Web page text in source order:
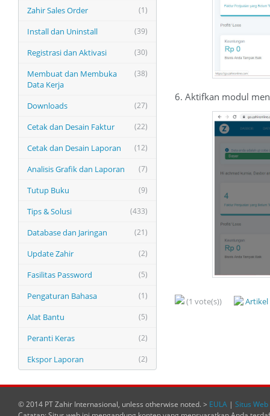
(1)
Zahir Sales Order
(39)
Install dan Uninstall
(30)
Registrasi dan Aktivasi
(38)
Membuat dan Membuka
Data Kerja
(27)
Downloads
(22)
Cetak dan Desain Faktur
(12)
Cetak dan Desain Laporan
(7)
Analisis Grafik dan Laporan
(9)
Tutup Buku
(433)
Tips & Solusi
(21)
Database dan Jaringan
(2)
Update Zahir
(5)
Fasilitas Password
(1)
Pengaturan Bahasa
(5)
Alat Bantu
(2)
Peranti Keras
(2)
Ekspor Laporan
6. Aktifkan modul
(1 vote(s))
© 2014 PT Zahir Internasional, unless otherwise noted. > EULA | Situs